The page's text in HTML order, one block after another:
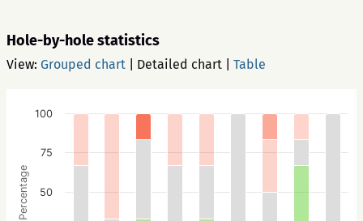
Hole-by-hole statistics
View: Grouped chart Detailed chart Table
Percentage 50
75
100